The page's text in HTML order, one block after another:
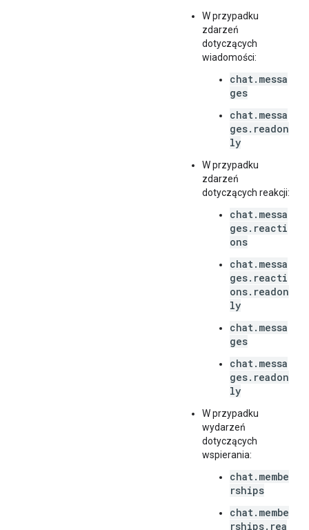
W przypadku
zdarzeń
dotyczących
wiadomości:
chat.messa
ges
chat.messa
ges.readon
ly
W przypadku
zdarzeń
dotyczących reakcji:
chat.messa
ges.reacti
ons
chat.messa
ges.reacti
ons.readon
ly
chat.messa
ges
chat.messa
ges.readon
ly
W przypadku
wydarzeń
dotyczących
wspierania:
chat.membe
rships
chat.membe
rships.rea